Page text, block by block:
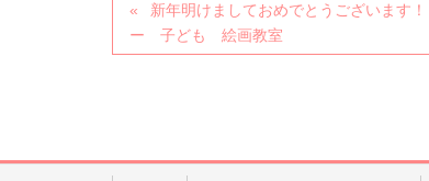
新年明けましておめでとうございま
ー 子ども 絵画教室